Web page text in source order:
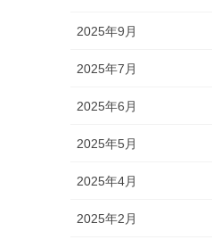
2025年9月
2025年7月
2025年6月
2025年5月
2025年4月
2025年2月